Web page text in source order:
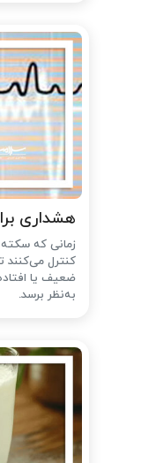
هشداری
زمانی که
کنترل
ضعیف یا
به‌نظر برسد.